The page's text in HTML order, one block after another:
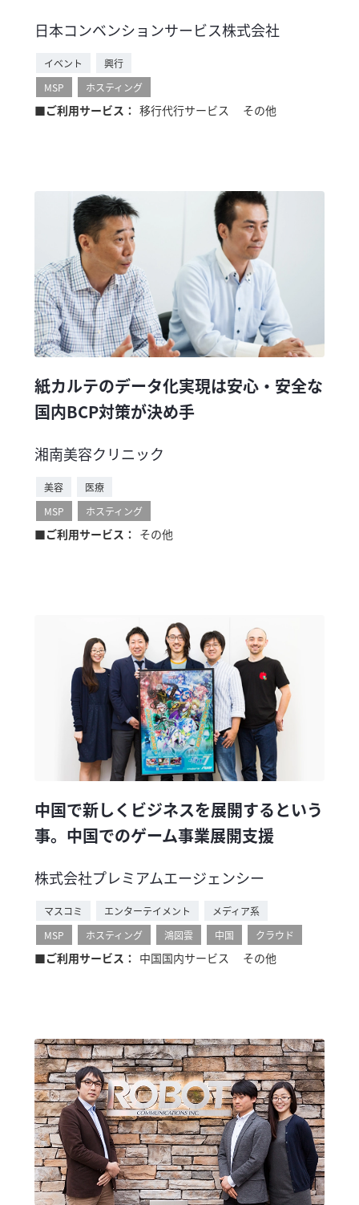
日本コンベンションサービス株式会社
イベント
興行
MSP
ホスティング
■ご利用サービス： 移行代行サービス その他
紙カルテのデータ化実現は安心・安全な
国内BCP対策が決め手
湘南美容クリニック
美容
医療
MSP
ホスティング
■ご利用サービス： その他
中国で新しくビジネスを展開するという
事。中国でのゲーム事業展開支援
株式会社プレミアムエージェンシー
マスコミ エンターテイメント
メディア系
MSP
ホスティング 鴻図雲 中国 クラウド
■ご利用サービス： 中国国内サービス その他